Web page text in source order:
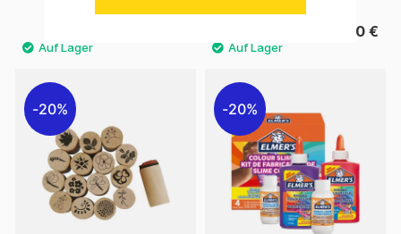
6.50 €
20% 20%